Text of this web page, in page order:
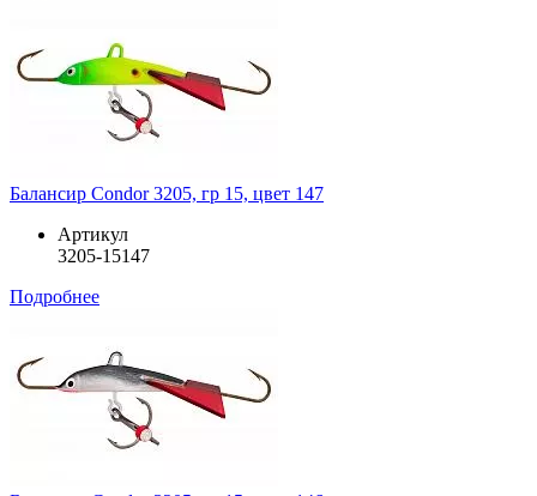
Балансир Condor 3205, гр 15, цвет 147
Артикул
3205-15147
Подробнее